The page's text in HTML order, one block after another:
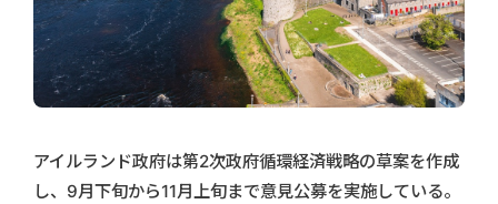
アイルランド政府は第2次政府循環経済戦略の草案を作成
し、9月下旬から11月上旬まで意見公募を実施している。